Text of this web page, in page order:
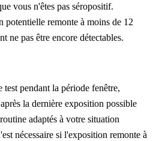
vous n'êtes pas séropositif.
potentielle remonte à moins de 12
ne pas être encore détectables.
test pendant la période fenêtre,
la dernière exposition possible
adaptés à votre situation
nécessaire si l'exposition remonte à